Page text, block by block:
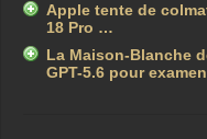
Apple tente de
18 Pro …
La Maison-Blanche
GPT-5.6 pour